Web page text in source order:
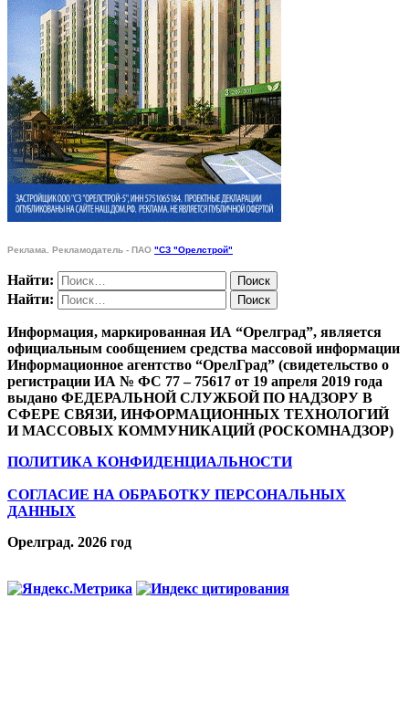
Реклама. Рекламодатель - ПАО "СЗ "Орелстрой"
Найти:
Найти:
Информация, маркированная ИА “Орелград”, является
официальным сообщением средства массовой информации
Информационное агентство “ОрелГрад” (свидетельство о
регистрации ИА № ФС 77 – 75617 от 19 апреля 2019 года
выдано ФЕДЕРАЛЬНОЙ СЛУЖБОЙ ПО НАДЗОРУ В
СФЕРЕ СВЯЗИ, ИНФОРМАЦИОННЫХ ТЕХНОЛОГИЙ
И МАССОВЫХ КОММУНИКАЦИЙ (РОСКОМНАДЗОР)
ПОЛИТИКА КОНФИДЕНЦИАЛЬНОСТИ
СОГЛАСИЕ НА ОБРАБОТКУ ПЕРСОНАЛЬНЫХ
ДАННЫХ
Орелград. 2026 год